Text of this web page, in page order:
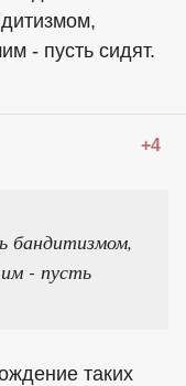
- пусть сидят.
+4
бандитизмом,
- пусть
таких